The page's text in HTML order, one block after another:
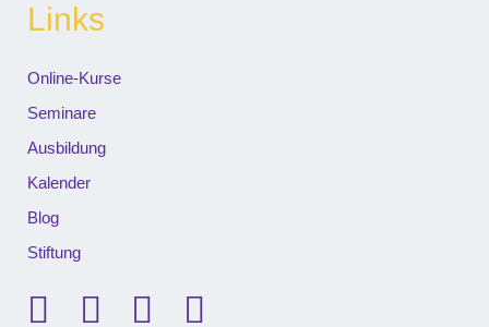
Links
Online-Kurse
Seminare
Ausbildung
Kalender
Blog
Stiftung